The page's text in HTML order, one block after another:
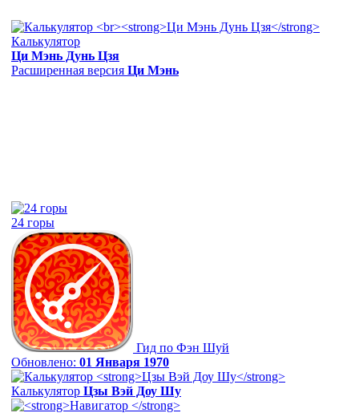
Калькулятор
Ци Мэнь Дунь Цзя
Расширенная версия Ци Мэнь
24 горы
Гид по Фэн Шуй
Обновлено: 01 Января 1970
Калькулятор Цзы Вэй Доу Шу